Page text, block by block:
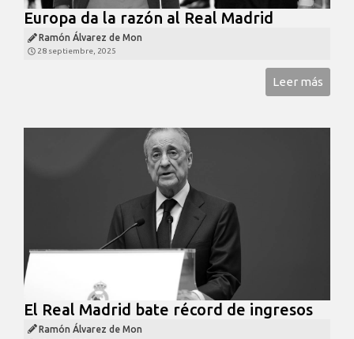
Europa da la razón al Real Madrid
Ramón Álvarez de Mon
28 septiembre, 2025
Leer más
El Real Madrid bate récord de ingresos
Ramón Álvarez de Mon